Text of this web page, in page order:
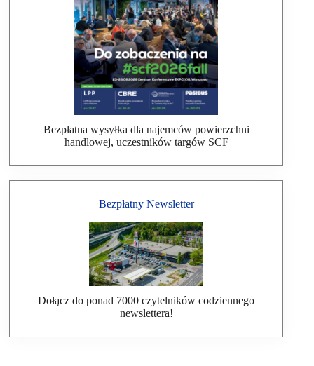
Bezpłatna wysyłka dla najemców powierzchni
handlowej, uczestników targów SCF
Bezpłatny Newsletter
Dołącz do ponad 7000 czytelników codziennego
newslettera!